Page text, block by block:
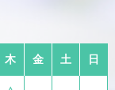
木 金 土 日